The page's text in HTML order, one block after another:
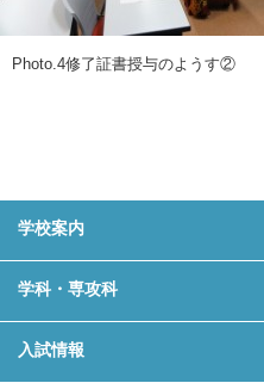
Photo.4修了証書授与のようす②
学校案内
学科・専攻科
入試情報